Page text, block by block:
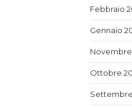
Febbraio
Gennaio
Ottobre